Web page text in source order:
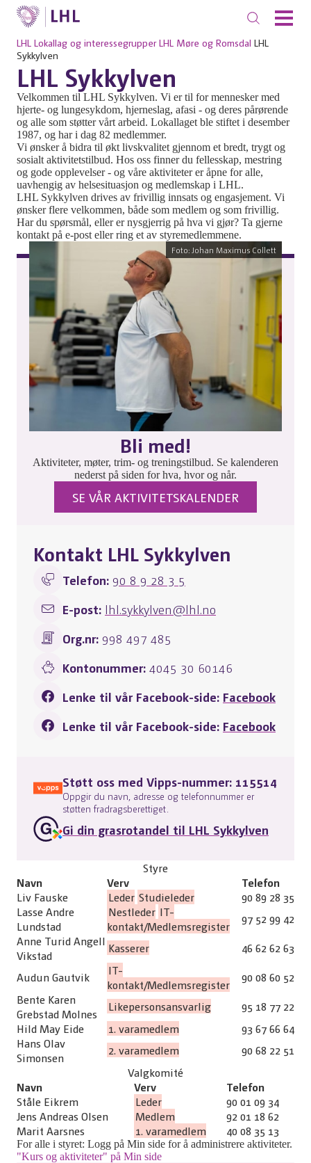
LHL Lokallag og interessegrupper LHL Møre og Romsdal LHL
Sykkylven
LHL Sykkylven
Velkommen til LHL Sykkylven. Vi er til for mennesker med
hjerte- og lungesykdom, hjerneslag, afasi - og deres pårørende
og alle som støtter vårt arbeid. Lokallaget ble stiftet i desember
1987, og har i dag 82 medlemmer.
Vi ønsker å bidra til økt livskvalitet gjennom et bredt, trygt og
sosialt aktivitetstilbud. Hos oss finner du fellesskap, mestring
og gode opplevelser - og våre aktiviteter er åpne for alle,
uavhengig av helsesituasjon og medlemskap i LHL.
LHL Sykkylven drives av frivillig innsats og engasjement. Vi
ønsker flere velkommen, både som medlem og som frivillig.
Har du spørsmål, eller er nysgjerrig på hva vi gjør? Ta gjerne
kontakt på e-post eller ring et av styremedlemmene.
Foto: Johan Maximus Collett
Bli med!
Aktiviteter, møter, trim- og treningstilbud. Se kalenderen
nederst på siden for hva, hvor og når.
SE VÅR AKTIVITETSKALENDER
Kontakt LHL Sykkylven
Telefon: 90 8 9 28 3 5
E-post: lhl.sykkylven@lhl.no
Org.nr: 998 497 485
Kontonummer: 4045 30 60146
Lenke til vår Facebook-side: Facebook
Lenke til vår Facebook-side: Facebook
Støtt oss med Vipps-nummer: 115514
Oppgir du navn, adresse og telefonnummer er
støtten fradragsberettiget.
Gi din grasrotandel til LHL Sykkylven
Styre
Navn
Verv
Telefon
Liv Fauske
Leder Studieleder
90 89 28 35
Lasse Andre
Lundstad
Nestleder IT-
kontakt/Medlemsregister
97 52 99 42
Anne Turid Angell
Vikstad
Kasserer
46 62 62 63
Audun Gautvik
IT-
kontakt/Medlemsregister
90 08 60 52
Bente Karen
Grebstad Molnes
Likepersonsansvarlig
95 18 77 22
Hild May Eide
1. varamedlem
93 67 66 64
Hans Olav
Simonsen
2. varamedlem
90 68 22 51
Valgkomité
Navn
Verv
Telefon
Ståle Eikrem
Leder
90 01 09 34
Jens Andreas Olsen
Medlem
92 01 18 62
Marit Aarsnes
1. varamedlem 40 08 35 13
For alle i styret: Logg på Min side for å administrere aktiviteter.
"Kurs og aktiviteter" på Min side